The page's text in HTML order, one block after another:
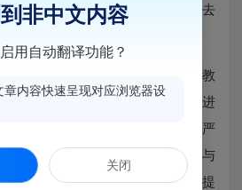
大二附中支教教师陈莹，为她带去
师大二附中优秀的资深美术教
中支教以来，深入教学一线，推进
生的想象力与创新意识，治教严
设计，敢于创新，在她的热情参与
高考美术专业上线人数大幅度提
非中文内容
用自动翻译功能？
章内容快速呈现对应浏览器设
关闭